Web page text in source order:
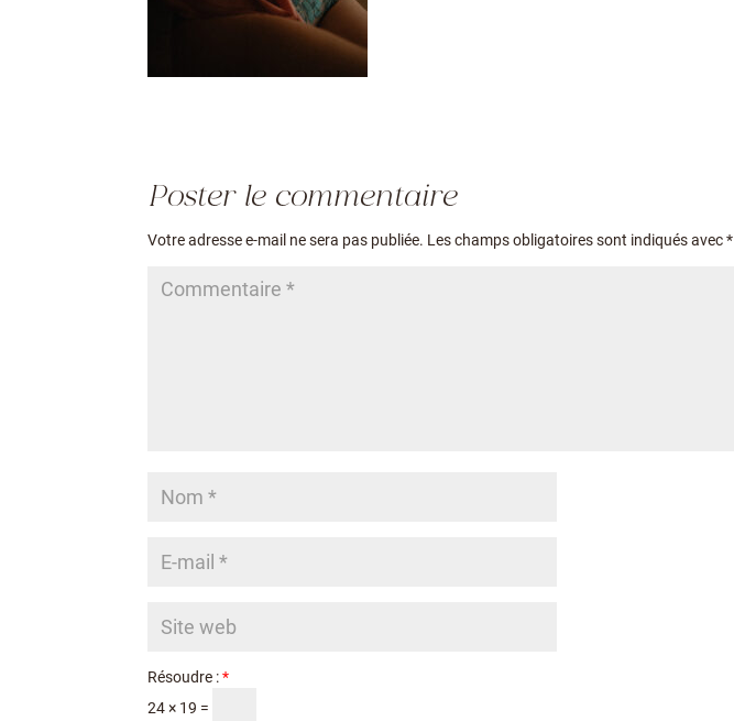
Poster le commentaire
Votre adresse e-mail ne sera pas publiée. Les champs obligatoires sont indiqués avec*
Résoudre :*
24 × 19 =